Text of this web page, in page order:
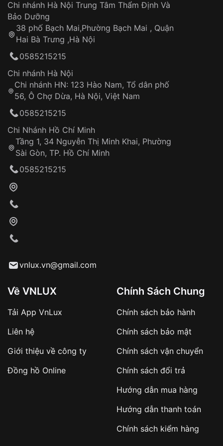
Áp dụng cho tất cả tỉnh thành trên toàn quốc
Thời gian tính từ khi xác nhận đơn hàng thành
công
Hotline: 0585 215 215
Từ khóa SEO:
Khách hàng kiểm tra và thanh toán trực tiếp
Từ khóa SEO:
sản phẩm đặc biệt
hàng
Số tiền còn lại thanh toán khi nhận hàng hoặc
✔️ Đảm bảo xử lý đơn hàng nhanh chóng
✔️ Hạn chế tình trạng hủy đơn không mong
Dây đeo
Sản phẩm đã bị:
Tự ý sửa chữa
thống VNLUX
Đảm bảo quyền lợi khách hàng
Đồng hành cùng khách hàng trong suốt quá
trình sử dụng
Chi nhánh Hà Nội Trung Tâm Thẩm Định Và
Bảo Dưỡng
38 phố Bạch Mai,Phường Bạch Mai , Quận
Hai Bà Trưng ,Hà Nội
0585215215
Chi nhánh Hà Nội
Chi nhánh HN: 123 Hào Nam, Tổ dân phố
56, Ô Chợ Dừa, Hà Nội, Việt Nam
0585215215
Chi Nhánh Hồ Chí Minh
Tầng 1, 34 Nguyễn Thị Minh Khai, Phường
Sài Gòn, TP. Hồ Chí Minh
0585215215
vnlux.vn@gmail.com
Về VNLUX
Tải App VnLux
Liên hệ
Giới thiệu về công ty
Đồng hồ Online
Chính Sách Chung
Chính sách bảo hành
Chính sách bảo mật
Chính sách vận chuyển
Chính sách đổi trả
Hướng dẫn mua hàng
Hướng dẫn thanh toán
Chính sách kiểm hàng